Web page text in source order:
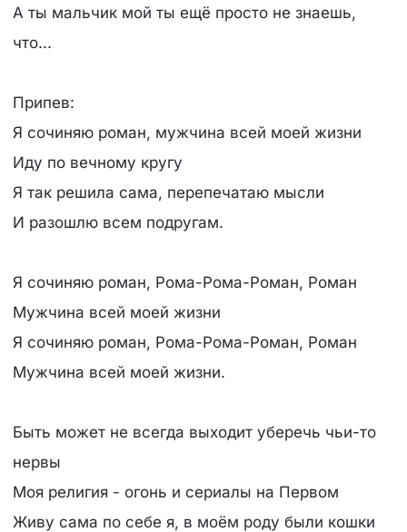
А ты мальчик мой ты ещё просто не знаешь,
что...
Припев:
Я сочиняю роман, мужчина всей моей жизни
Иду по вечному кругу
Я так решила сама, перепечатаю мысли
И разошлю всем подругам.
Я сочиняю роман, Рома-Рома-Роман, Роман
Мужчина всей моей жизни
Я сочиняю роман, Рома-Рома-Роман, Роман
Мужчина всей моей жизни.
Быть может не всегда выходит уберечь чьи-то
нервы
Моя религия - огонь и сериалы на Первом
Живу сама по себе я, в моём роду были кошки